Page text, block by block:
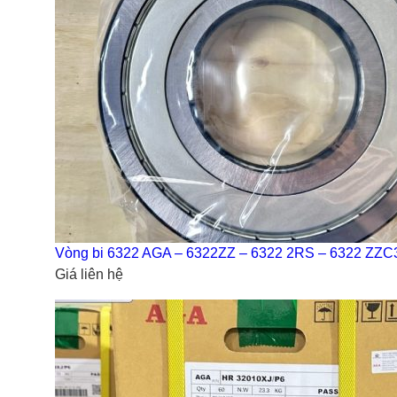
Vòng bi 6322 AGA – 6322ZZ – 6322 2RS – 6322
Giá liên hệ